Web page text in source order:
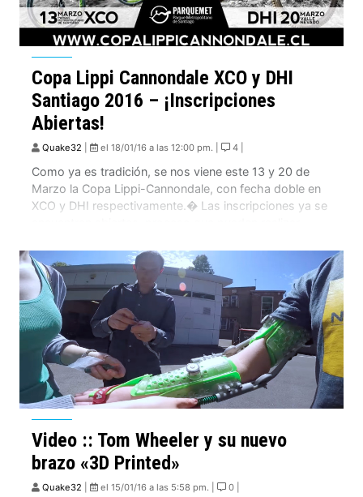
Copa Lippi Cannondale XCO y DHI
Santiago 2016 – ¡Inscripciones
Abiertas!
Quake32 el 18/01/16 a las 12:00 pm. | 4 |
Como ya es tradición, se nos viene este 13 y 20 de
Marzo la Copa Lippi-Cannondale, con fecha doble en
XCO y DHI respectivamente.� Las inscripciones ya se
Inscripciones DHI A continuación pueden ver un
completo resumen con lo mejor de la […]
Video :: Tom Wheeler y su nuevo
brazo «3D Printed»
Quake32 el 15/01/16 a las 5:58 pm. | 0 |